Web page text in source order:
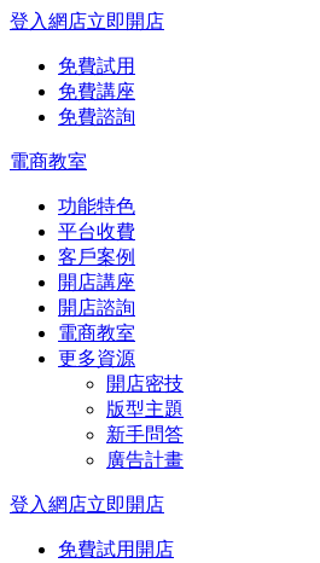
登入網店立即開店
免費試用
免費講座
免費諮詢
電商教室
功能特色
平台收費
客戶案例
開店講座
開店諮詢
電商教室
更多資源
開店密技
版型主題
新手問答
廣告計畫
登入網店立即開店
免費試用開店